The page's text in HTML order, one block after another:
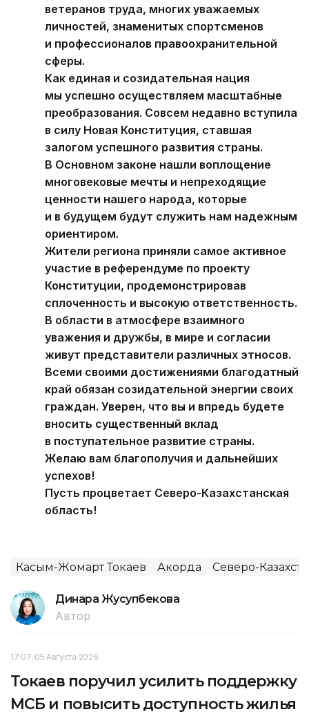
ветеранов труда, многих уважаемых
личностей, знаменитых спортсменов
и профессионалов правоохранительной
сферы.
Как единая и созидательная нация
мы успешно осуществляем масштабные
преобразования. Совсем недавно вступила
в силу Новая Конституция, ставшая
залогом успешного развития страны.
В Основном законе нашли воплощение
многовековые мечты и непреходящие
ценности нашего народа, которые
и в будущем будут служить нам надежным
ориентиром.
Жители региона приняли самое активное
участие в референдуме по проекту
Конституции, продемонстрировав
сплоченность и высокую ответственность.
В области в атмосфере взаимного
уважения и дружбы, в мире и согласии
живут представители различных этносов.
Всеми своими достижениями благодатный
край обязан созидательной энергии своих
граждан. Уверен, что вы и впредь будете
вносить существенный вклад
в поступательное развитие страны.
Желаю вам благополучия и дальнейших
успехов!
Пусть процветает Северо-Казахстанская
область!
Касым-Жомарт Токаев Акорда Северо-
Динара Жусупбекова
Автор
17:07, 05 Августа 2026
Токаев поручил усилить поддержку
МСБ и повысить доступность жилья